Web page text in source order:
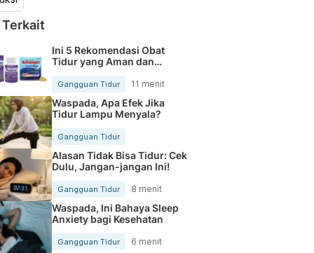
Ini 5 Rekomendasi Obat
Tidur yang Aman dan
Insomnia
Gangguan Tidur 11 menit
Waspada, Apa Efek Jika
Tidur Lampu Menyala?
Gangguan Tidur
Alasan Tidak Bisa Tidur: Cek
Dulu, Jangan-jangan Ini!
Gangguan Tidur 8 menit
Waspada, Ini Bahaya Sleep
Anxiety bagi Kesehatan
Gangguan Tidur 6 menit